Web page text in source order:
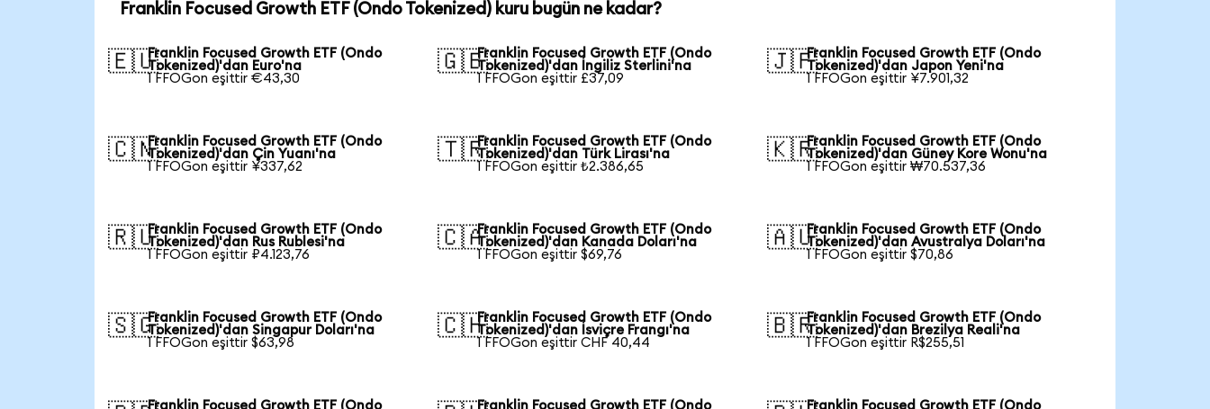
Franklin Focused Growth ETF (Ondo Tokenized) kuru bugün ne kadar?
🇪🇺Franklin Focused Growth ETF (Ondo
Tokenized)'dan Euro'na
1 FFOGon eşittir €43,30
🇬🇧Franklin Focused Growth ETF (Ondo
Tokenized)'dan İngiliz Sterlini'na
1 FFOGon eşittir £37,09
🇯🇵Franklin Focused Growth ETF (Ondo
Tokenized)'dan Japon Yeni'na
1 FFOGon eşittir ¥7.901,32
🇨🇳Franklin Focused Growth ETF (Ondo
Tokenized)'dan Çin Yuanı'na
1 FFOGon eşittir ¥337,62
🇹🇷Franklin Focused Growth ETF (Ondo
Tokenized)'dan Türk Lirası'na
1 FFOGon eşittir ₺2.386,65
🇰🇷Franklin Focused Growth ETF (Ondo
Tokenized)'dan Güney Kore Wonu'na
1 FFOGon eşittir ₩70.537,36
🇷🇺Franklin Focused Growth ETF (Ondo
Tokenized)'dan Rus Rublesi'na
1 FFOGon eşittir ₽4.123,76
🇨🇦Franklin Focused Growth ETF (Ondo
Tokenized)'dan Kanada Doları'na
1 FFOGon eşittir $69,76
🇦🇺Franklin Focused Growth ETF (Ondo
Tokenized)'dan Avustralya Doları'na
1 FFOGon eşittir $70,86
🇸🇬Franklin Focused Growth ETF (Ondo
Tokenized)'dan Singapur Doları'na
1 FFOGon eşittir $63,98
🇨🇭Franklin Focused Growth ETF (Ondo
Tokenized)'dan İsviçre Frangı'na
1 FFOGon eşittir CHF 40,44
🇧🇷Franklin Focused Growth ETF (Ondo
Tokenized)'dan Brezilya Reali'na
1 FFOGon eşittir R$255,51
Franklin Focused Growth ETF (Ondo
Franklin Focused Growth ETF (Ondo
Franklin Focused Growth ETF (Ondo